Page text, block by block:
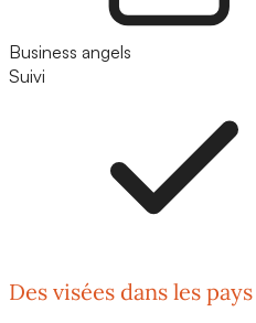
Business angels
Suivi
Des visées dans les